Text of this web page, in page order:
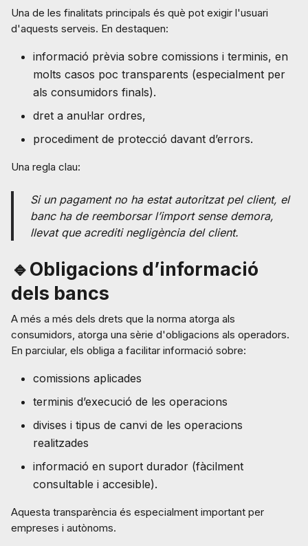
Una de les finalitats principals és què pot exigir l'usuari
d'aquests serveis. En destaquen:
informació prèvia sobre comissions i terminis, en
molts casos poc transparents (especialment per
als consumidors finals).
dret a anul·lar ordres,
procediment de protecció davant d’errors.
Una regla clau:
Si un pagament no ha estat autoritzat pel client, el
banc ha de reemborsar l’import sense demora,
llevat que acrediti negligència del client.
🔹Obligacions d’informació
dels bancs
A més a més dels drets que la norma atorga als
consumidors, atorga una sèrie d'obligacions als operadors.
En parciular, els obliga a facilitar informació sobre:
comissions aplicades
terminis d’execució de les operacions
divises i tipus de canvi de les operacions
realitzades
informació en suport durador (fàcilment
consultable i accesible).
Aquesta transparència és especialment important per
empreses i autònoms.